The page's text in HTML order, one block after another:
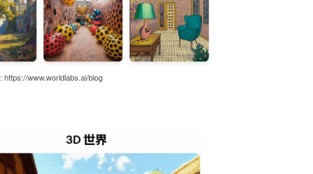
https://www.worldlabs.ai/blog